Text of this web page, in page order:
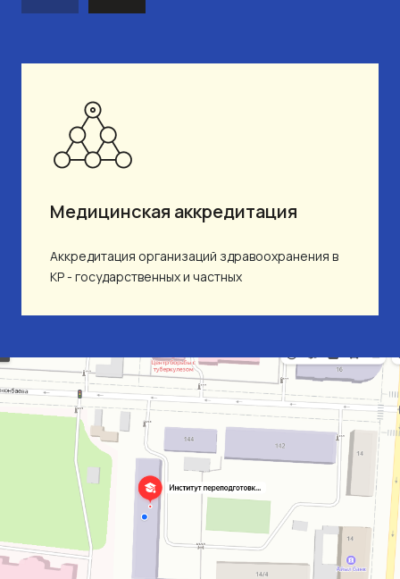
Медицинская аккредитация
Аккредитация организаций здравоохранения в
КР - государственных и частных